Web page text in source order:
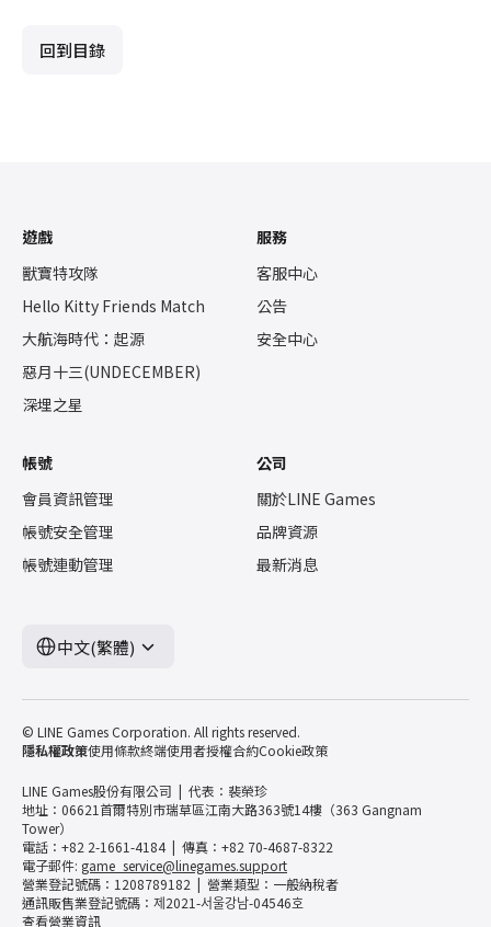
回到目錄
遊戲
獸寶特攻隊
Hello Kitty Friends Match
大航海時代：起源
惡月十三(UNDECEMBER)
深埋之星
服務
客服中心
公告
安全中心
帳號
會員資訊管理
帳號安全管理
帳號連動管理
公司
關於LINE Games
品牌資源
最新消息
中文(繁體)
© LINE Games Corporation. All rights reserved.
隱私權政策使用條款終端使用者授權合約Cookie政策
LINE Games股份有限公司
代表：裴榮珍
地址：06621首爾特別市瑞草區江南大路363號14樓（363 Gangnam
Tower）
電話：+82 2-1661-4184
傳真：+82 70-4687-8322
電子郵件: game_service@linegames.support
營業登記號碼：1208789182
營業類型：一般納稅者
通訊販售業登記號碼：제2021-서울강남-04546호
查看營業資訊